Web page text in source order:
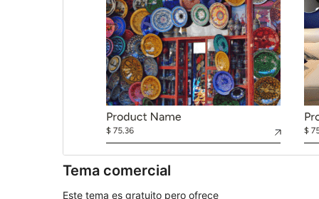
Tema comercial
Este tema es gratuito pero ofrece